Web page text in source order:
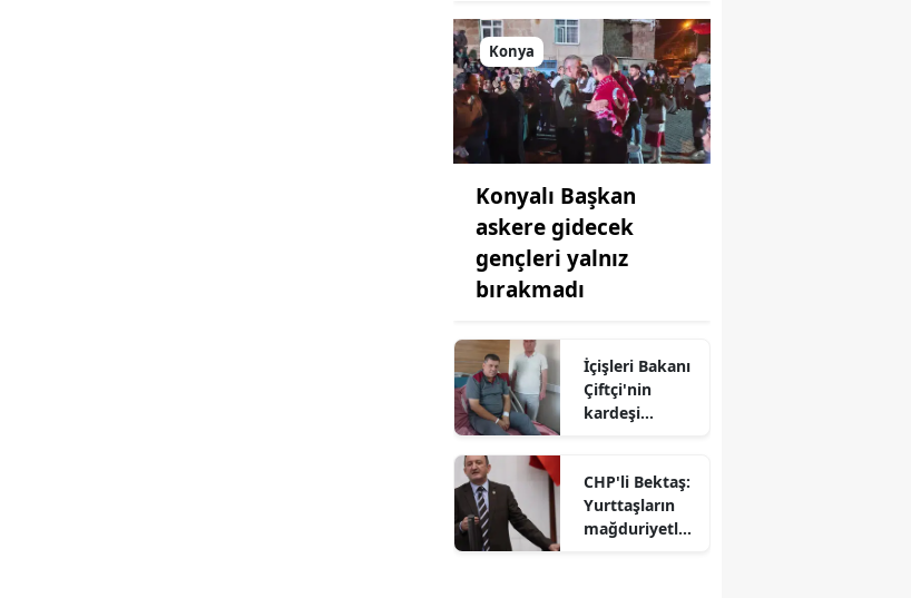
Konya
Konyalı Başkan
askere gidecek
gençleri yalnız
bırakmadı
İçişleri Bakanı
Çiftçi'nin
kardeşi
CHP'li Bektaş:
Yurttaşların
mağduriyetler